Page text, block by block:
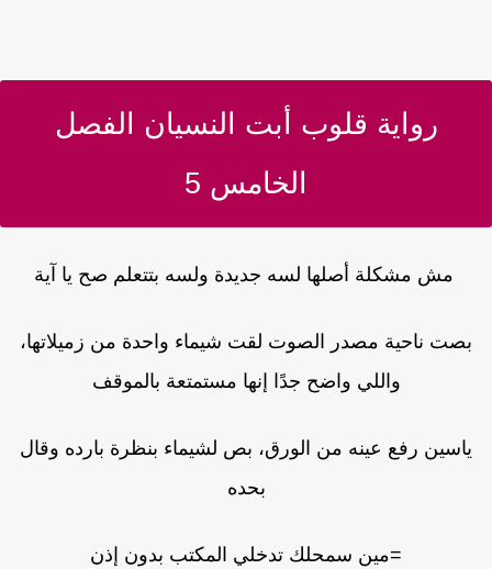
رواية قلوب أبت النسيان الفصل
الخامس 5
مش مشكلة أصلها لسه جديدة ولسه بتتعلم صح يا آية
بصت ناحية مصدر الصوت لقت شيماء واحدة من زميلاتها،
واللي واضح جدًا إنها مستمتعة بالموقف
ياسين رفع عينه من الورق، بص لشيماء بنظرة بارده وقال
بحده
=مين سمحلك تدخلي المكتب بدون إذن